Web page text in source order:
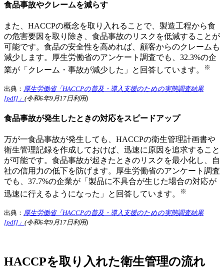
食品事故やクレームを減らす
また、HACCPの概念を取り入れることで、製造工程から食
の危害要因を取り除き、食品事故のリスクを低減することが
可能です。食品の安全性を高めれば、顧客からのクレームも
減少します。厚生労働省のアンケート調査でも、32.3%の企
業が「クレーム・事故が減少した」と回答しています。
※
出典： 厚生労働省「HACCPの普及・導入支援のための実態調査結果
[pdf]」 (令和6年9月17日利用)
食品事故が発生したときの対応をスピードアップ
万が一食品事故が発生しても、HACCPの衛生管理計画書や
衛生管理記録を作成しておけば、迅速に原因を追求すること
が可能です。食品事故が起きたときのリスクを最小化し、自
社の信用力の低下を防げます。厚生労働省のアンケート調査
でも、37.7%の企業が「製品に不具合が生じた場合の対応が
迅速に行えるようになった」と回答しています。
※
出典： 厚生労働省「HACCPの普及・導入支援のための実態調査結果
[pdf]」 (令和6年9月17日利用)
HACCPを取り入れた衛生管理の流れ